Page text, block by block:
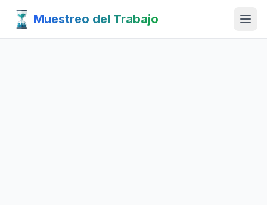
Muestreo del Trabajo